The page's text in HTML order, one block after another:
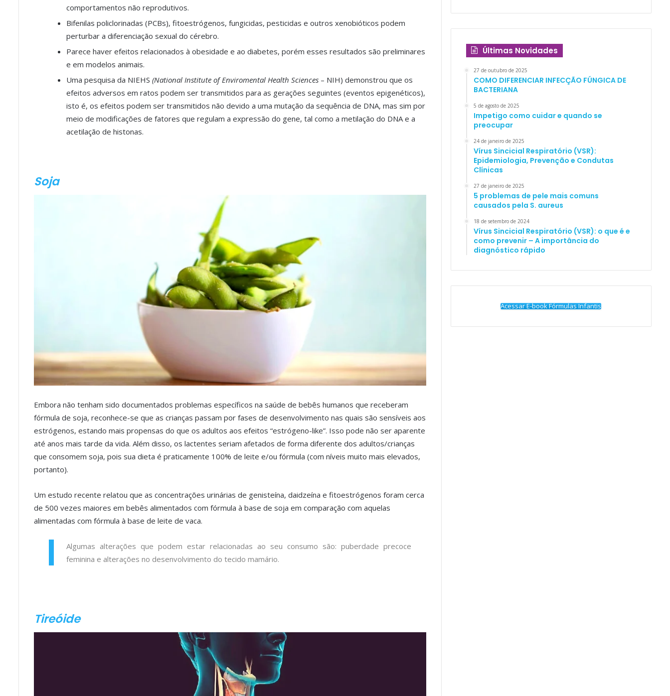
comportamentos não reprodutivos.
Bifenilas policlorinadas (PCBs), fitoestrógenos, fungicidas, pesticidas e outros xenobióticos podem
perturbar a diferenciação sexual do cérebro.
Parece haver efeitos relacionados à obesidade e ao diabetes, porém esses resultados são preliminares
e em modelos animais.
Uma pesquisa da NIEHS (National Institute of Enviromental Health Sciences – NIH) demonstrou que os
efeitos adversos em ratos podem ser transmitidos para as gerações seguintes (eventos epigenéticos),
isto é, os efeitos podem ser transmitidos não devido a uma mutação da sequência de DNA, mas sim por
meio de modificações de fatores que regulam a expressão do gene, tal como a metilação do DNA e a
acetilação de histonas.
Soja
Embora não tenham sido documentados problemas específicos na saúde de bebês humanos que receberam
fórmula de soja, reconhece-se que as crianças passam por fases de desenvolvimento nas quais são sensíveis aos
estrógenos, estando mais propensas do que os adultos aos efeitos “estrógeno-like”. Isso pode não ser aparente
até anos mais tarde da vida. Além disso, os lactentes seriam afetados de forma diferente dos adultos/crianças
que consomem soja, pois sua dieta é praticamente 100% de leite e/ou fórmula (com níveis muito mais elevados,
portanto).
Um estudo recente relatou que as concentrações urinárias de genisteína, daidzeína e fitoestrógenos foram cerca
de 500 vezes maiores em bebês alimentados com fórmula à base de soja em comparação com aquelas
alimentadas com fórmula à base de leite de vaca.
Algumas alterações que podem estar relacionadas ao seu consumo são: puberdade precoce
feminina e alterações no desenvolvimento do tecido mamário.
Tireóide
Últimas Novidades
27 de outubro de 2025
COMO DIFERENCIAR INFECÇÃO FÚNGICA DE
BACTERIANA
5 de agosto de 2025
Impetigo como cuidar e quando se
preocupar
24 de janeiro de 2025
Vírus Sincicial Respiratório (VSR):
Epidemiologia, Prevenção e Condutas
Clínicas
27 de janeiro de 2025
5 problemas de pele mais comuns
causados pela S. aureus
18 de setembro de 2024
Vírus Sincicial Respiratório (VSR): o que é e
como prevenir – A importância do
diagnóstico rápido
Acessar E-book Fórmulas Infantis